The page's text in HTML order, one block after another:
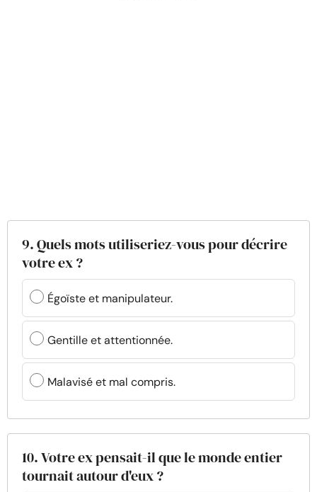
9. Quels mots utiliseriez-vous pour décrire
votre ex ?
Égoïste et manipulateur.
Gentille et attentionnée.
Malavisé et mal compris.
10. Votre ex pensait-il que le monde entier
tournait autour d'eux ?